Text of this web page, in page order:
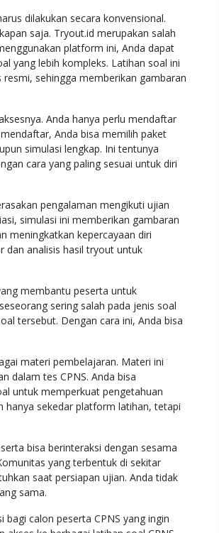
dilakukan secara konvensional.
saja. Tryout.id merupakan salah
platform ini, Anda dapat
yang lebih kompleks. Latihan soal ini
sehingga memberikan gambaran
Anda hanya perlu mendaftar
Anda bisa memilih paket
simulasi lengkap. Ini tentunya
cara yang paling sesuai untuk diri
pengalaman mengikuti ujian
simulasi ini memberikan gambaran
meningkatkan kepercayaan diri
dan analisis hasil tryout untuk
membantu peserta untuk
sering salah pada jenis soal
tersebut. Dengan cara ini, Anda bisa
materi pembelajaran. Materi ini
dalam tes CPNS. Anda bisa
untuk memperkuat pengetahuan
hanya sekedar platform latihan, tetapi
bisa berinteraksi dengan sesama
yang terbentuk di sekitar
saat persiapan ujian. Anda tidak
sama.
calon peserta CPNS yang ingin